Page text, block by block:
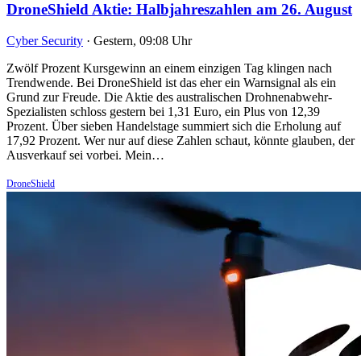
DroneShield Aktie: Halbjahreszahlen am 26. August
Cyber Security · Gestern, 09:08 Uhr
Zwölf Prozent Kursgewinn an einem einzigen Tag klingen nach
Trendwende. Bei DroneShield ist das eher ein Warnsignal als ein
Grund zur Freude. Die Aktie des australischen Drohnenabwehr-
Spezialisten schloss gestern bei 1,31 Euro, ein Plus von 12,39
Prozent. Über sieben Handelstage summiert sich die Erholung auf
17,92 Prozent. Wer nur auf diese Zahlen schaut, könnte glauben, der
Ausverkauf sei vorbei. Mein…
DroneShield